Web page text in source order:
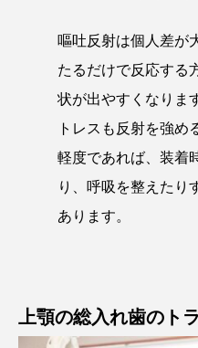
嘔吐反射は個人差が
たるだけで反応する
状が出やすくなりま
トレスも反射を強め
軽度であれば、装着
り、呼吸を整えたり
あります。
上顎の総入れ歯のト